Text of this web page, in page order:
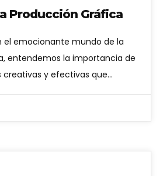
Producción Gráfica
el emocionante mundo de la
entendemos la importancia de
creativas y efectivas que…